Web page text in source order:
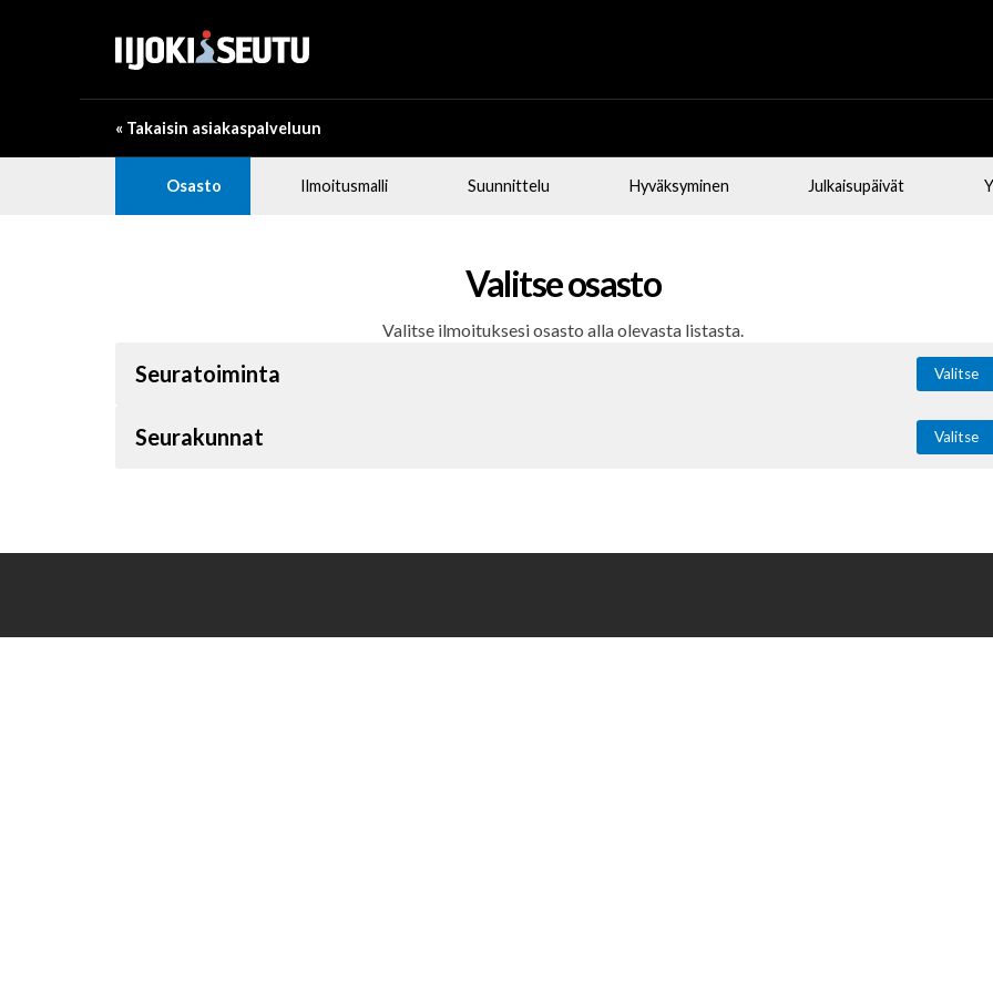
« Takaisin asiakaspalveluun
Osasto Ilmoitusmalli Suunnittelu Hyväksyminen Julkaisupäivät
Valitse osasto
Valitse ilmoituksesi osasto alla olevasta listasta.
Seuratoiminta Valitse
Seurakunnat Valitse